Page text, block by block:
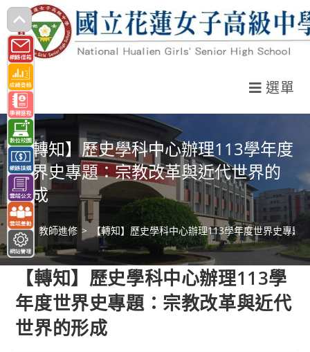
跳
轉
至
主
要
內
容
選單
【轉知】歷史學科中心辦理113學年度
世界史專題：宗教改革與近代世界的
形成
> 教師進修 > 【轉知】歷史學科中心辦理113學年度世界史專題
【轉知】歷史學科中心辦理113學
年度世界史專題：宗教改革與近代
世界的形成